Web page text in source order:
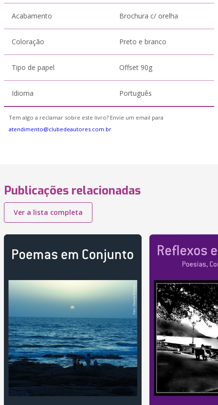
Acabamento Brochura c/ orelha
Coloração Preto e branco
Tipo de papel Offset 90g
Idioma Português
Tem algo a reclamar sobre este livro? Envie um email para
atendimento@clubedeautores.com.br
Publicações relacionadas
Ver a lista completa